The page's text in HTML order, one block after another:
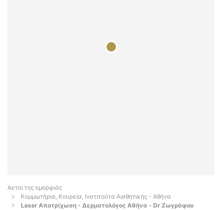
Αετοί της ομορφιάς
Κομμωτήρια, Κουρεία, Ινστιτούτα Αισθητικής - Αθήνα
Laser Αποτρίχωση - Δερματολόγος Αθήνα - Dr Ζωγράφου